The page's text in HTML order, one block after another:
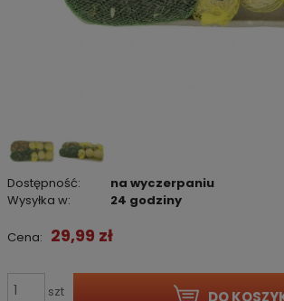
Dostępność:
na wyczerpaniu
Wysyłka w:
24 godziny
Cena: 29,99 zł
szt DO